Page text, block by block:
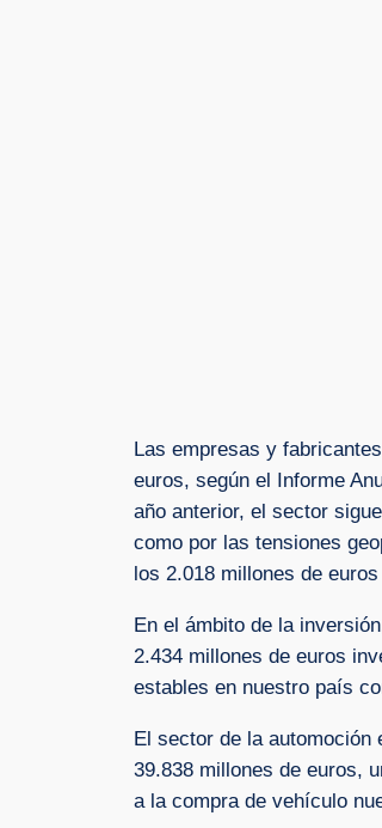
Las empresas y
euros, según el Informe
año anterior, el sector
como por las tensiones
los 2.018 millones de
En el ámbito de la
2.434 millones de euros
estables en nuestro país
El sector de la automoción
39.838 millones de euros,
a la compra de vehículo